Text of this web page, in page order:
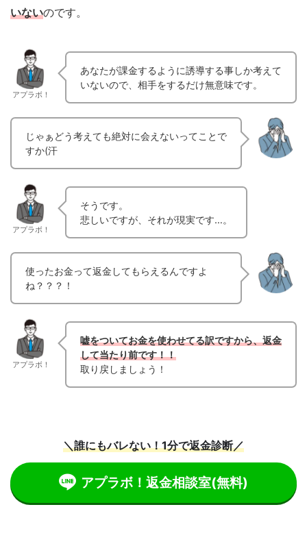
いないのです。
アプラボ！
あなたが課金するように誘導する事しか考えて
いないので、相手をするだけ無意味です。
じゃぁどう考えても絶対に会えないってことで
すか(汗
アプラボ！
そうです。
悲しいですが、それが現実です…。
使ったお金って返金してもらえるんですよ
ね？？？！
アプラボ！
嘘をついてお金を使わせてる訳ですから、返金
して当たり前です！！
取り戻しましょう！
＼誰にもバレない！1分で返金診断／
アプラボ！返金相談室(無料)